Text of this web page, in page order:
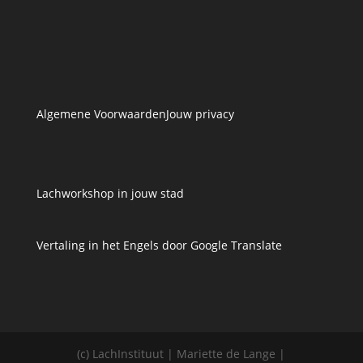
Algemene VoorwaardenJouw privacy
Lachworkshop in jouw stad
Vertaling in het Engels door Google Translate
(c) LachInstituut | Mariette de Lange |